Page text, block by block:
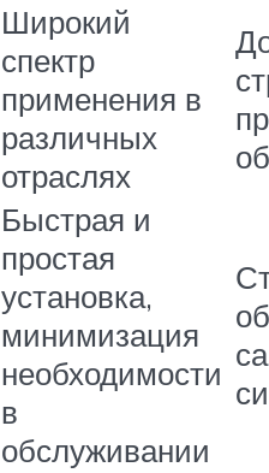
Широкий
спектр
применения в
различных
отраслях
Быстрая и
простая
установка,
минимизация
необходимости
в
обслуживании